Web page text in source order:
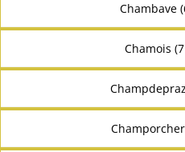
Chambave
Chamois